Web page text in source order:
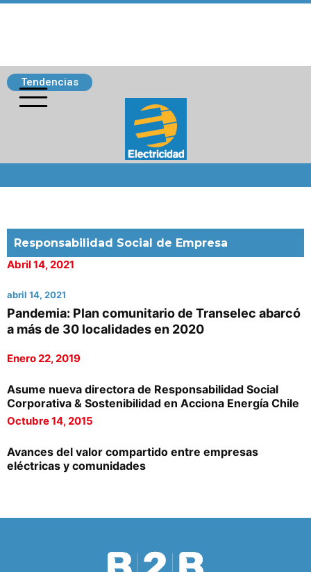
Tendencias
Responsabilidad Social de Empresa
Abril 14, 2021
abril 14, 2021
Pandemia: Plan comunitario de Transelec abarcó
a más de 30 localidades en 2020
Enero 22, 2019
Asume nueva directora de Responsabilidad Social
Corporativa & Sostenibilidad en Acciona Energía Chile
Octubre 14, 2015
Avances del valor compartido entre empresas
eléctricas y comunidades